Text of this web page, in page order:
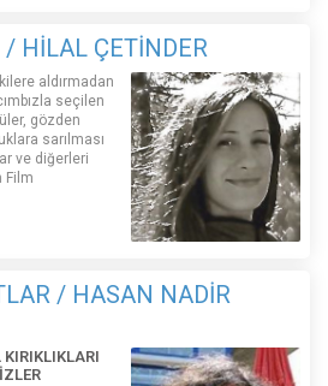
HİLAL ÇETİNDER
aldırmadan
seçilen
gözden
sarılması
ve diğerleri
Film
/ HASAN NADİR